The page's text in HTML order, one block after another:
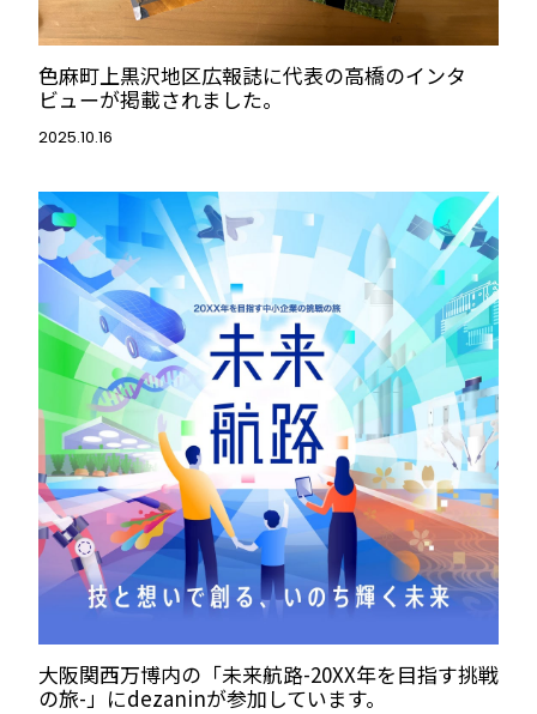
色麻町上黒沢地区広報誌に代表の高橋のインタ
ビューが掲載されました。
2025.10.16
大阪関西万博内の「未来航路-20XX年を⽬指す挑戦
の旅-」にdezaninが参加しています。